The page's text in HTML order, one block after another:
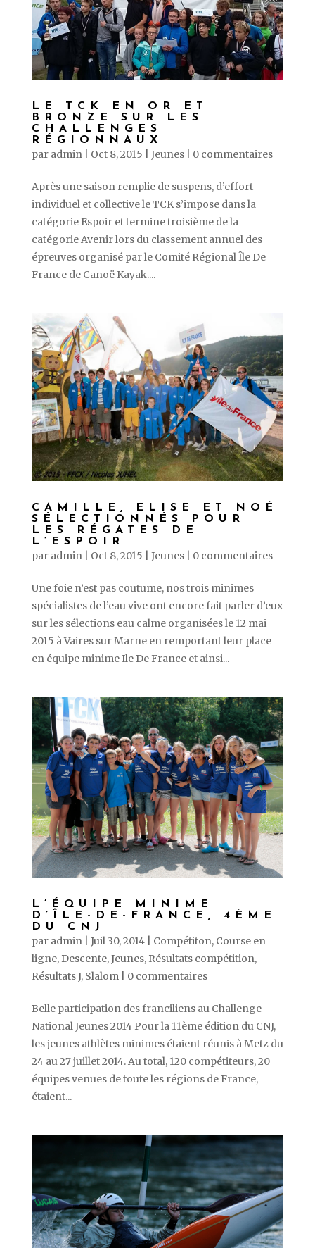
LE TCK EN OR ET
BRONZE SUR LES
CHALLENGES
RÉGIONNAUX
par admin Oct 8, 2015 Jeunes| 0 commentaires
Après une saison remplie de suspens, d’effort
individuel et collective le TCK s’impose dans la
catégorie Espoir et termine troisième de la
catégorie Avenir lors du classement annuel des
épreuves organisé par le Comité Régional Île De
France de Canoë Kayak....
CAMILLE, ELISE ET NOÉ
SÉLECTIONNÉS POUR
LES RÉGATES DE
L’ESPOIR
par admin| Oct 8, 2015 Jeunes| 0 commentaires
Une foie n’est pas coutume, nos trois minimes
spécialistes de l’eau vive ont encore fait parler d’eux
sur les sélections eau calme organisées le 12 mai
2015 à Vaires sur Marne en remportant leur place
en équipe minime Ile De France et ainsi...
L’ÉQUIPE MINIME
D’ÎLE-DE-FRANCE, 4ÈME
DU CNJ
par admin| Juil 30, 2014| Compétiton, Course en
ligne, Descente,Jeunes, Résultats compétition,
Résultats J, Slalom| 0 commentaires
Belle participation des franciliens au Challenge
National Jeunes 2014 Pour la 11ème édition du CNJ,
les jeunes athlètes minimes étaient réunis à Metz du
24 au 27 juillet 2014. Au total, 120 compétiteurs, 20
équipes venues de toute les régions de France,
étaient...